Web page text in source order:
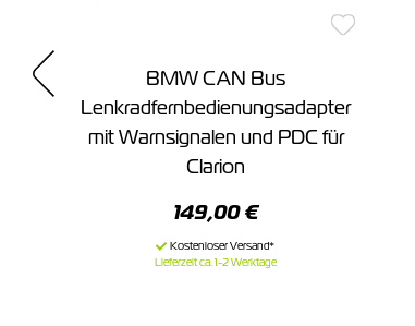
BMW CAN Bus
Lenkradfernbedienungsadapter
mit Warnsignalen und PDC für
Clarion
149,00 €
Lieferzeit ca. 1-2 Werktage